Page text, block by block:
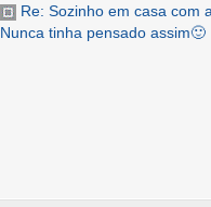
Re: Sozinho em casa com
Nunca tinha pensado assim🙂